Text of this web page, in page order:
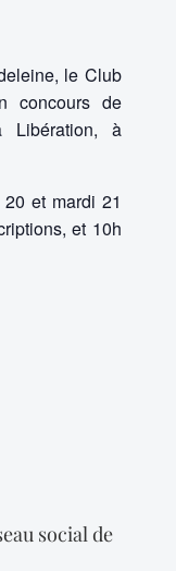
le Club
concours de
à
et mardi 21
et 10h
social de